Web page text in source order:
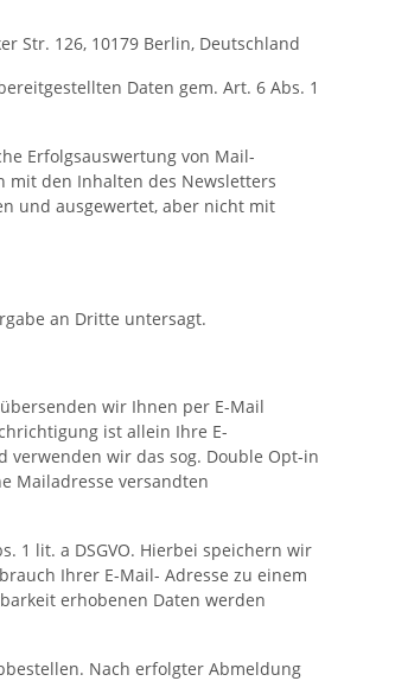
Str. 126, 10179 Berlin, Deutschland
Daten gem. Art. 6 Abs. 1
Erfolgsauswertung von Mail-
mit den Inhalten des Newsletters
und ausgewertet, aber nicht mit
an Dritte untersagt.
wir Ihnen per E-Mail
ist allein Ihre E-
verwenden wir das sog. Double Opt-in
Mailadresse versandten
1 lit. a DSGVO. Hierbei speichern wir
Ihrer E-Mail- Adresse zu einem
erhobenen Daten werden
Nach erfolgter Abmeldung